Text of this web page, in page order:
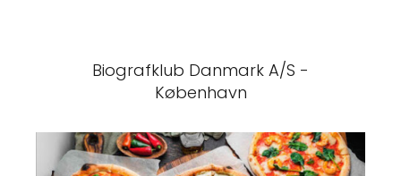
Biografklub Danmark A/S -
København